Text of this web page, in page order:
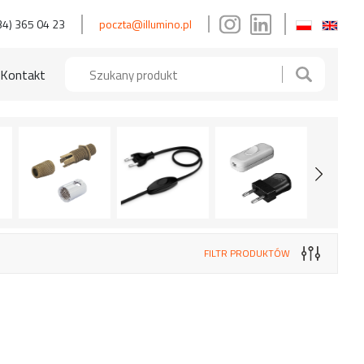
365 04 23 poczta@illumino.pl
Kontakt
FILTR PRODUKTÓW